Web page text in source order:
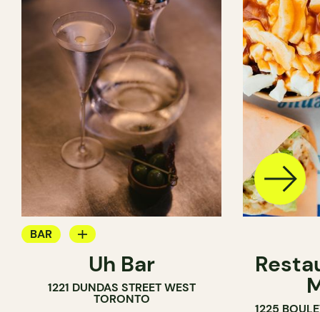
BAR
BAR À COCKTAILUh Bar
1221 DUNDAS STREET WEST
TORONTO
1225